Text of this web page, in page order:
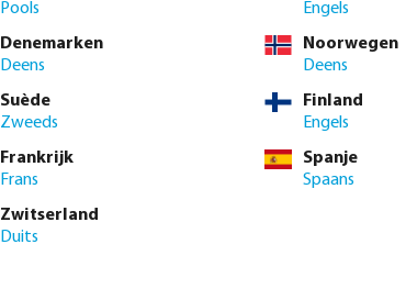
Pools
Engels
Denemarken
Deens
Noorwegen
Deens
Suède
Zweeds
Finland
Engels
Frankrijk
Frans
Spanje
Spaans
Zwitserland
Duits